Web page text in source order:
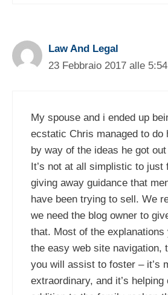
Law And Legal
23 Febbraio 2017 alle
My spouse and i ended up
ecstatic Chris managed to do
by way of the ideas he got
It’s not at all simplistic to just
giving away guidance that
have been trying to sell. We
we need the blog owner to
that. Most of the explanations
the easy web site navigation,
you will assist to foster – it’s
extraordinary, and it’s helping